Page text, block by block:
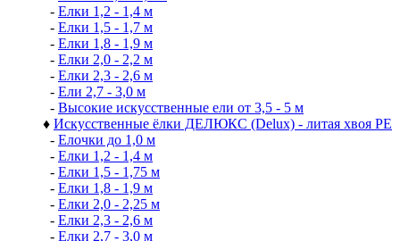
- Елки 1,2 - 1,4 м
- Елки 1,5 - 1,7 м
- Елки 1,8 - 1,9 м
- Елки 2,0 - 2,2 м
- Елки 2,3 - 2,6 м
- Ели 2,7 - 3,0 м
- Высокие искусственные ели от 3,5 - 5 м
♦ Искусственные ёлки ДЕЛЮКС (Delux) - литая хвоя РЕ
- Елочки до 1,0 м
- Елки 1,2 - 1,4 м
- Елки 1,5 - 1,75 м
- Елки 1,8 - 1,9 м
- Елки 2,0 - 2,25 м
- Елки 2,3 - 2,6 м
- Елки 2,7 - 3,0 м